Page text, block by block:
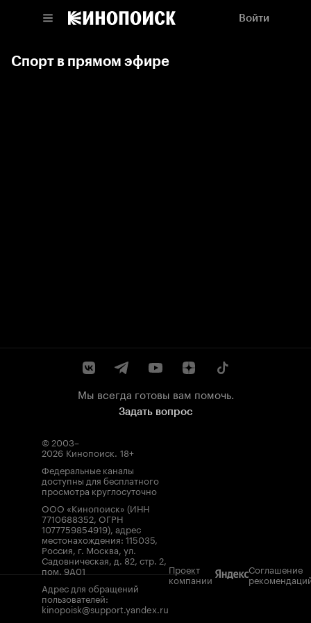
Войти
Спорт в прямом эфире
Мы всегда готовы вам помочь.
Задать вопрос
© 2003–
2026 Кинопоиск. 18+
Федеральные каналы
доступны для бесплатного
просмотра круглосуточно
ООО «Кинопоиск» (ИНН
7710688352, ОГРН
1077759854919), адрес
местонахождения: 115035,
Россия, г. Москва, ул.
Садовническая, д. 82, стр. 2,
пом. 9А01
Адрес для обращений
пользователей:
kinopoisk@support.yandex.ru
Проект
компании
Соглашение